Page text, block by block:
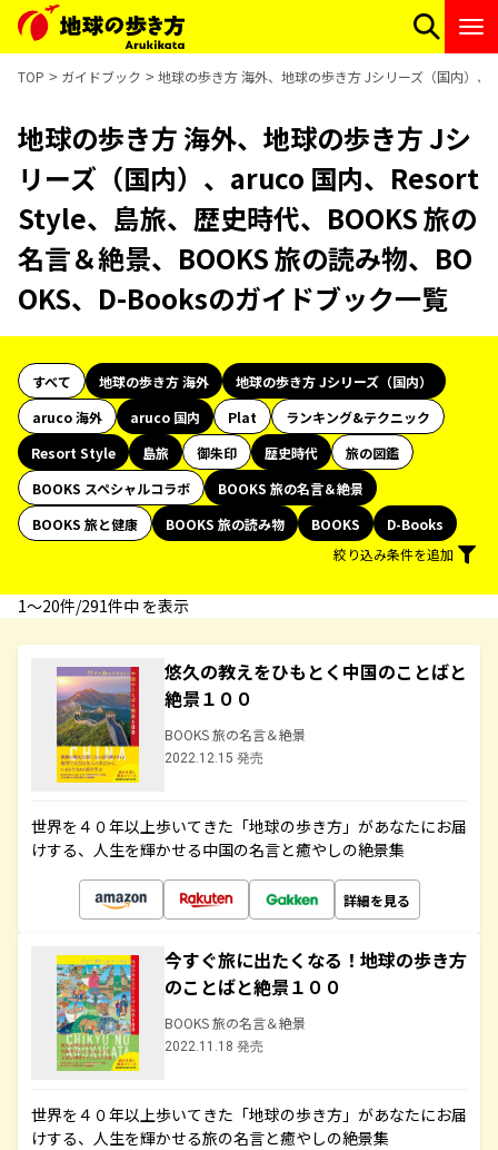
TOP ガイドブック 地球の歩き方 海外、地球の歩き方 Jシリーズ（国内）
地球の歩き方 海外、地球の歩き方 Jシ
リーズ（国内）、aruco 国内、Resort
Style、島旅、歴史時代、BOOKS 旅の
名言＆絶景、BOOKS 旅の読み物、BO
OKS、D-Booksのガイドブック一覧
すべて 地球の歩き方 海外
地球の歩き方 Jシリーズ（国内）
aruco 海外
aruco 国内 Plat
ランキング&テクニック
Resort Style
島旅 御朱印 歴史時代
旅の図鑑
BOOKS スペシャルコラボ
BOOKS 旅の名言＆絶景
BOOKS 旅と健康
BOOKS 旅の読み物 BOOKS
D-Books
絞り込み条件を追加
1〜20件/291件中 を表示
悠久の教えをひもとく中国のことばと
絶景１００
BOOKS 旅の名言＆絶景
2022.12.15 発売
世界を４０年以上歩いてきた「地球の歩き方」があなたにお届
けする、人生を輝かせる中国の名言と癒やしの絶景集
詳細を見る
今すぐ旅に出たくなる！地球の歩き方
のことばと絶景１００
BOOKS 旅の名言＆絶景
2022.11.18 発売
世界を４０年以上歩いてきた「地球の歩き方」があなたにお届
けする、人生を輝かせる旅の名言と癒やしの絶景集